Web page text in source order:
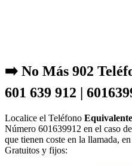
➡️ No Más 902
601 639 912 |
Localice el Teléfono
Número 601639912 en el caso
que tienen coste en la llamada,
Gratuitos y fijos: